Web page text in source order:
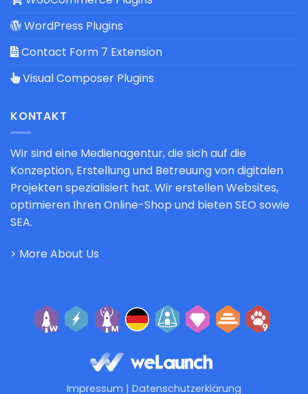
WordPress Plugins
Contact Form 7 Extension
Visual Composer Plugins
KONTAKT
Wir sind eine Medienagentur, die sich auf die
Konzeption, Erstellung und Betreuung von digitalen
Projekten spezialisiert hat. Wir erstellen Websites,
optimieren Ihren Online-Shop und bieten SEO sowie
SEA.
> More About Us
Impressum | Datenschutzerklärung